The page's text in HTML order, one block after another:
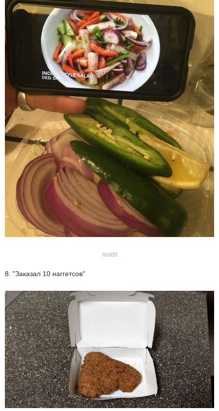
reddit
8. "Заказал 10 наггетсов"